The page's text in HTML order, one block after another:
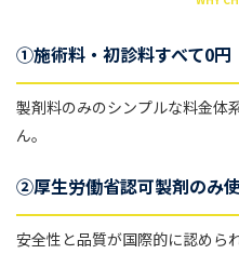
①施術料・初診料すべて0円
製剤料のみのシンプルな料金体
ん。
②厚生労働省認可製剤のみ
安全性と品質が国際的に認めら